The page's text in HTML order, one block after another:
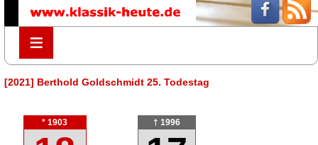
≡
≡
[2021] Berthold Goldschmidt 25. Todestag
* 1903 † 1996